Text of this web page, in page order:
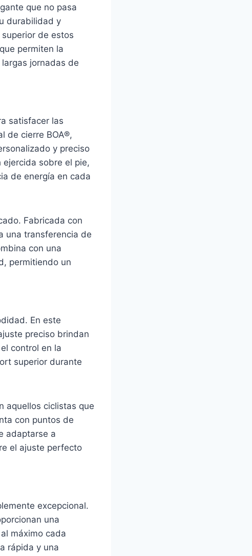
que no pasa
durabilidad y
de estos
permiten la
jornadas de
satisfacer las
de cierre BOA®,
y preciso
ejercida sobre el pie,
de energía en cada
Fabricada con
una transferencia de
con una
permitiendo un
En este
preciso brindan
control en la
superior durante
aquellos ciclistas que
con puntos de
adaptarse a
el ajuste perfecto
excepcional.
una
máximo cada
rápida y una